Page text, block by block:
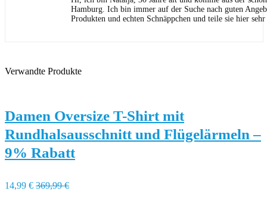
Hamburg. Ich bin immer auf der Suche nach guten
Produkten und echten Schnäppchen und teile sie hier
Verwandte Produkte
Damen Oversize T-Shirt mit
Rundhalsausschnitt und Flügelärmeln –
9% Rabatt
14,99 € 369,99 €